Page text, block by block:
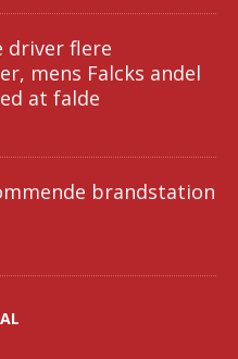
driver flere
mens Falcks andel
at falde
brandstation